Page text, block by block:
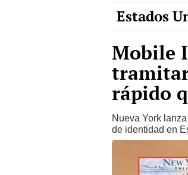
Estados
Mobile
rápido
Nueva York
de identidad en